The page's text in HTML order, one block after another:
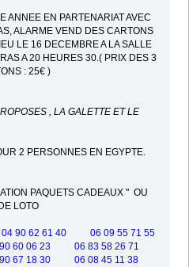
ANNEE EN PARTENARIAT AVEC
ALARME VEND DES CARTONS
LE 16 DECEMBRE A LA SALLE
A 20 HEURES 30.( PRIX DES 3
: 25€ )
, LA GALETTE ET LE
2 PERSONNES EN EGYPTE.
PAQUETS CADEAUX " OU
LOTO
90 62 61 40 06 09 55 71 55
23 06 83 58 26 71
18 30 06 08 45 11 38